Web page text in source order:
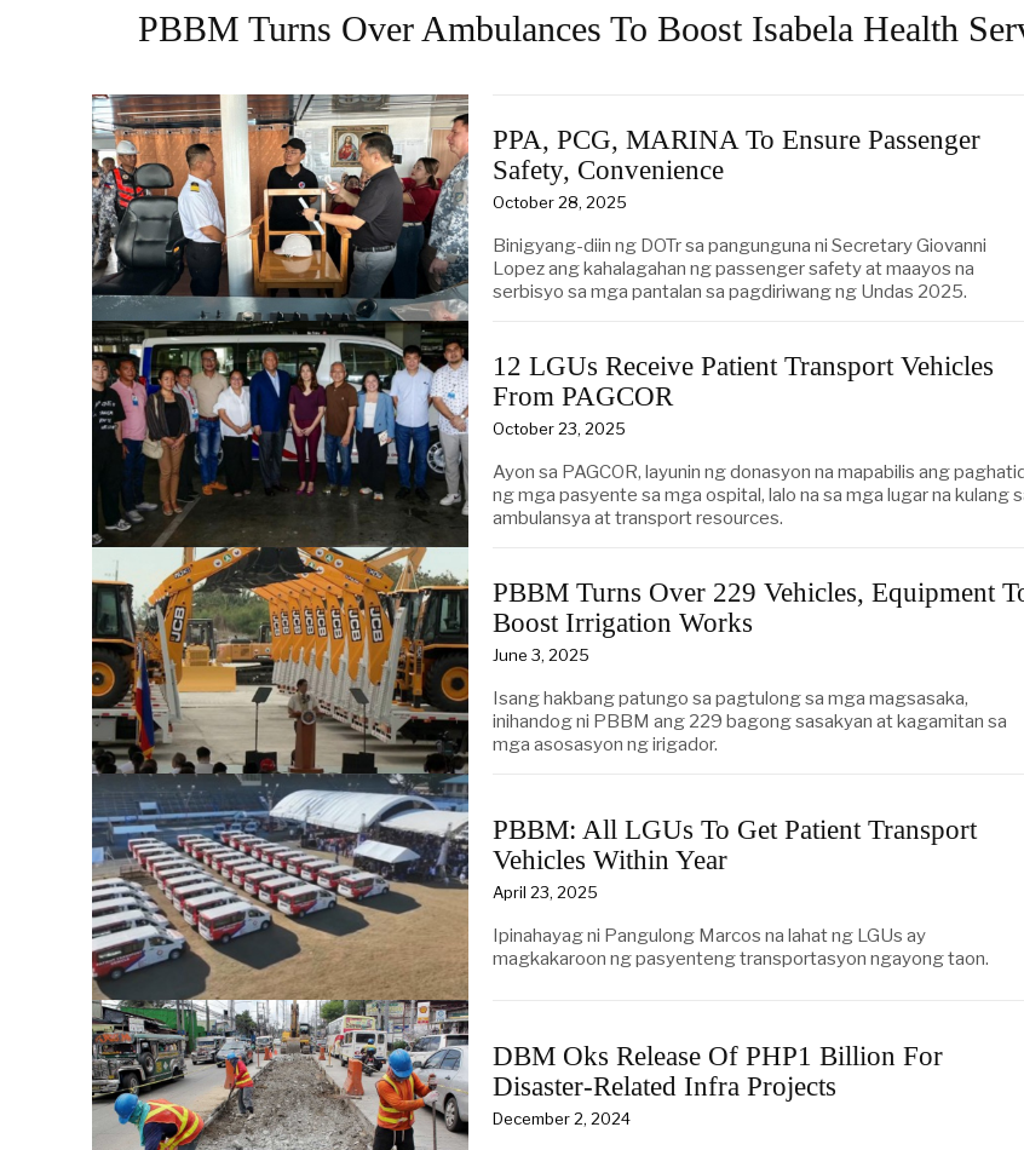
PBBM Turns Over Ambulances To Boost Isabela Health
PPA, PCG, MARINA To Ensure Passenger
Safety, Convenience
October 28, 2025
Binigyang-diin ng DOTr sa pangunguna ni Secretary Giovanni
Lopez ang kahalagahan ng passenger safety at maayos na
serbisyo sa mga pantalan sa pagdiriwang ng Undas 2025.
12 LGUs Receive Patient Transport Vehicles
From PAGCOR
October 23, 2025
Ayon sa PAGCOR, layunin ng donasyon na mapabilis ang
ng mga pasyente sa mga ospital, lalo na sa mga lugar na kulang
ambulansya at transport resources.
PBBM Turns Over 229 Vehicles, Equipment
Boost Irrigation Works
June 3, 2025
Isang hakbang patungo sa pagtulong sa mga magsasaka,
inihandog ni PBBM ang 229 bagong sasakyan at kagamitan sa
mga asosasyon ng irigador.
PBBM: All LGUs To Get Patient Transport
Vehicles Within Year
April 23, 2025
Ipinahayag ni Pangulong Marcos na lahat ng LGUs ay
magkakaroon ng pasyenteng transportasyon ngayong taon.
DBM Oks Release Of PHP1 Billion For
Disaster-Related Infra Projects
December 2, 2024